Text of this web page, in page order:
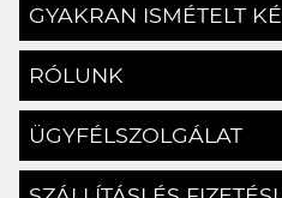
GYAKRAN ISMÉTELT
RÓLUNK
ÜGYFÉLSZOLGÁLAT